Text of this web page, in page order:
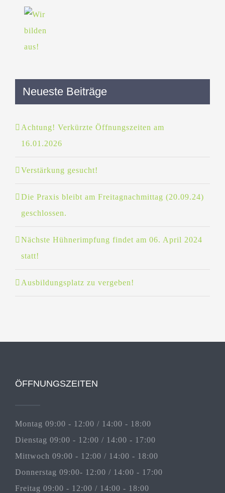
Neueste Beiträge
Achtung! Verkürzte Öffnungszeiten am
16.01.2026
Verstärkung gesucht!
Die Praxis bleibt am Freitagnachmittag (20.09.24)
geschlossen.
Nächste Hühnerimpfung findet am 06. April 2024
statt!
Ausbildungsplatz zu vergeben!
ÖFFNUNGSZEITEN
Montag 09:00 - 12:00 / 14:00 - 18:00
Dienstag 09:00 - 12:00 / 14:00 - 17:00
Mittwoch 09:00 - 12:00 / 14:00 - 18:00
Donnerstag 09:00- 12:00 / 14:00 - 17:00
Freitag 09:00 - 12:00 / 14:00 - 18:00